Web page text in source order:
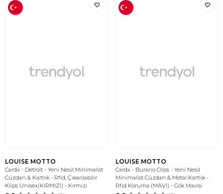
LOUISE MOTTO
Cardx - Detroit - Yeni Nesil Minimalist
Cüzdan & Kartlık - Rfid, Çıkarılabilir
Klips Unisex(KIRMIZI) - Kırmızı
LOUISE MOTTO
Cardx - Burano Clips - Yeni Nesil
Minimalist Cüzdan & Metal Kartlık -
Rfıd Koruma (MAVİ) - Gök Mavisi